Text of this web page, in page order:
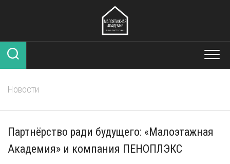
Новости
Партнёрство ради будущего: «Малоэтажная
Академия» и компания ПЕНОПЛЭКС